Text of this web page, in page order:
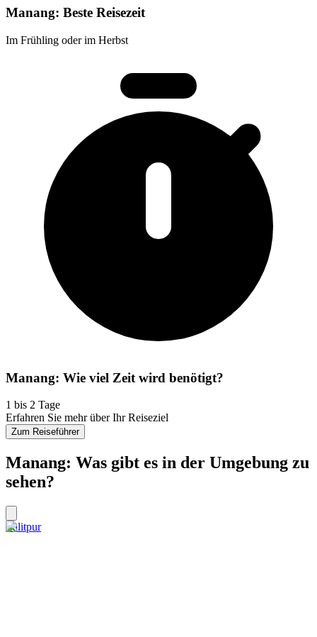
Manang: Beste Reisezeit
Im Frühling oder im Herbst
Manang: Wie viel Zeit wird benötigt?
1 bis 2 Tage
Erfahren Sie mehr über Ihr Reiseziel
Zum Reiseführer
Manang: Was gibt es in der Umgebung zu
sehen?
Lalitpur